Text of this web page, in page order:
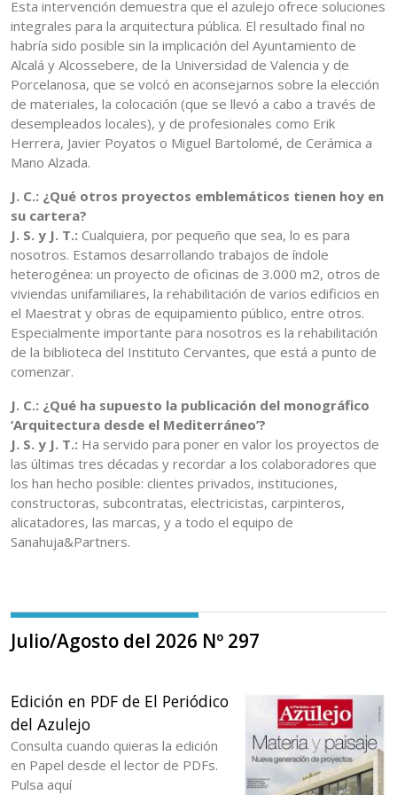
Esta intervención demuestra que el azulejo ofrece soluciones
integrales para la arquitectura pública. El resultado final no
habría sido posible sin la implicación del Ayuntamiento de
Alcalá y Alcossebere, de la Universidad de Valencia y de
Porcelanosa, que se volcó en aconsejarnos sobre la elección
de materiales, la colocación (que se llevó a cabo a través de
desempleados locales), y de profesionales como Erik
Herrera, Javier Poyatos o Miguel Bartolomé, de Cerámica a
Mano Alzada.
J. C.: ¿Qué otros proyectos emblemáticos tienen hoy en
su cartera?
J. S. y J. T.: Cualquiera, por pequeño que sea, lo es para
nosotros. Estamos desarrollando trabajos de índole
heterogénea: un proyecto de oficinas de 3.000 m2, otros de
viviendas unifamiliares, la rehabilitación de varios edificios en
el Maestrat y obras de equipamiento público, entre otros.
Especialmente importante para nosotros es la rehabilitación
de la biblioteca del Instituto Cervantes, que está a punto de
comenzar.
J. C.: ¿Qué ha supuesto la publicación del monográfico
‘Arquitectura desde el Mediterráneo’?
J. S. y J. T.: Ha servido para poner en valor los proyectos de
las últimas tres décadas y recordar a los colaboradores que
los han hecho posible: clientes privados, instituciones,
constructoras, subcontratas, electricistas, carpinteros,
alicatadores, las marcas, y a todo el equipo de
Sanahuja&Partners.
Julio/Agosto del 2026 Nº 297
Edición en PDF de El Periódico
del Azulejo
Consulta cuando quieras la edición
en Papel desde el lector de PDFs.
Pulsa aquí